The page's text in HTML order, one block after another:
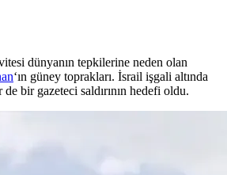
dünyanın tepkilerine neden olan
‘ın güney toprakları. İsrail işgali altında
bir gazeteci saldırının hedefi oldu.